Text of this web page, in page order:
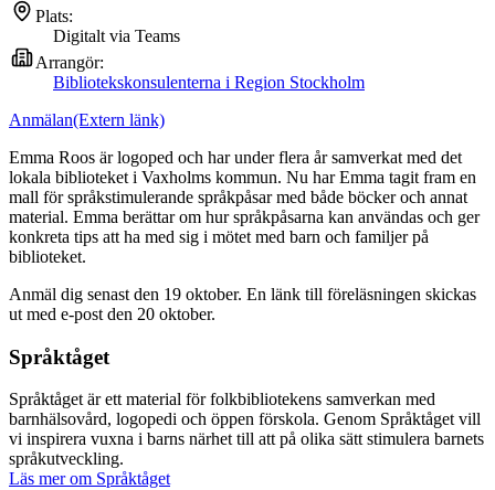
Plats:
Digitalt via Teams
Arrangör:
Bibliotekskonsulenterna i Region Stockholm
Anmälan(Extern länk)
Emma Roos är logoped och har under flera år samverkat med det
lokala biblioteket i Vaxholms kommun. Nu har Emma tagit fram en
mall för språkstimulerande språkpåsar med både böcker och annat
material. Emma berättar om hur språkpåsarna kan användas och ger
konkreta tips att ha med sig i mötet med barn och familjer på
biblioteket.
Anmäl dig senast den 19 oktober. En länk till föreläsningen skickas
ut med e-post den 20 oktober.
Språktåget
Språktåget är ett material för folkbibliotekens samverkan med
barnhälsovård, logopedi och öppen förskola. Genom Språktåget vill
vi inspirera vuxna i barns närhet till att på olika sätt stimulera barnets
språkutveckling.
Läs mer om Språktåget